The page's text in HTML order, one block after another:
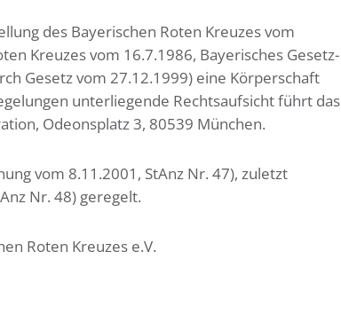
des Bayerischen Roten Kreuzes vom
Kreuzes vom 16.7.1986, Bayerisches Gesetz-
Gesetz vom 27.12.1999) eine Körperschaft
unterliegende Rechtsaufsicht führt das
Odeonsplatz 3, 80539 München.
vom 8.11.2001, StAnz Nr. 47), zuletzt
Nr. 48) geregelt.
Roten Kreuzes e.V.